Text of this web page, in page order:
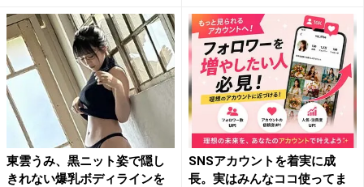
東雲うみ、黒ニット姿で隠し
きれない爆乳ボディラインを
SNSアカウントを着実に成
長。実はみんなココ使ってま